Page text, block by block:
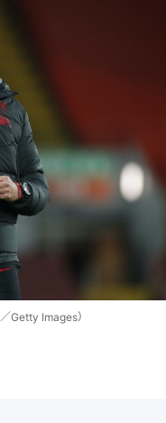
Getty Images）